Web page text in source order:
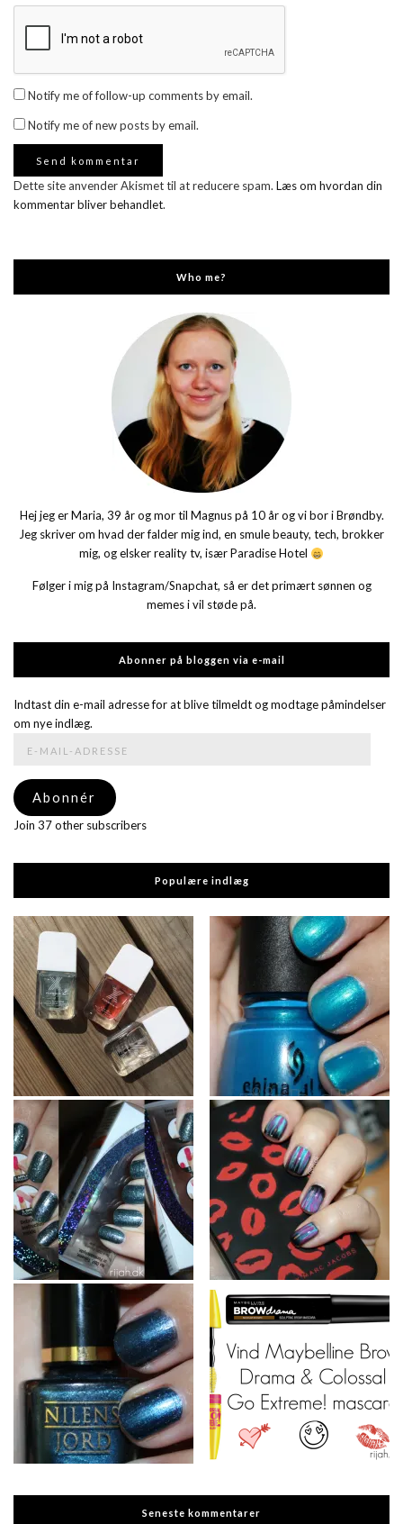
Notify me of follow-up comments by email.
Notify me of new posts by email.
Dette site anvender Akismet til at reducere spam. Læs om hvordan din
kommentar bliver behandlet.
Who me?
Hej jeg er Maria, 39 år og mor til Magnus på 10 år og vi bor i Brøndby.
Jeg skriver om hvad der falder mig ind, en smule beauty, tech, brokker
mig, og elsker reality tv, især Paradise Hotel
Følger i mig på Instagram/Snapchat, så er det primært sønnen og
memes i vil støde på.
Abonner på bloggen via e-mail
Indtast din e-mail adresse for at blive tilmeldt og modtage påmindelser
om nye indlæg.
adresse
Abonnér
Join 37 other subscribers
Populære indlæg
Seneste kommentarer